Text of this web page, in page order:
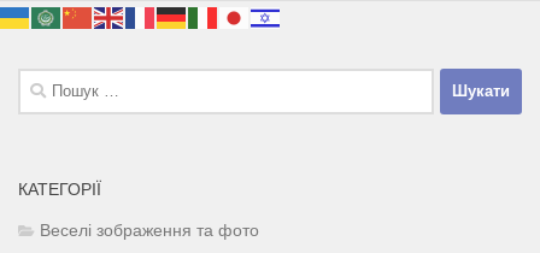
Пошук:
КАТЕГОРІЇ
Веселі зображення та фото